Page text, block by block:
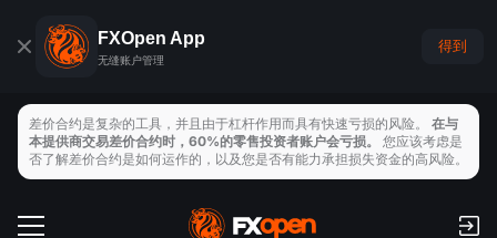
FXOpen App
无缝账户管理
得到
差价合约是复杂的工具，并且由于杠杆作用而具有快速亏损的风险。 在与
本提供商交易差价合约时，60%的零售投资者账户会亏损。 您应该考虑是
否了解差价合约是如何运作的，以及您是否有能力承担损失资金的高风险。